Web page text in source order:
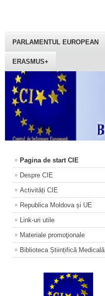
PARLAMENTUL EUROPEAN
ERASMUS+
Pagina de start CIE
Despre CIE
Activități CIE
Republica Moldova și UE
Link-uri utile
Materiale promoţionale
Biblioteca Științifică Medicală